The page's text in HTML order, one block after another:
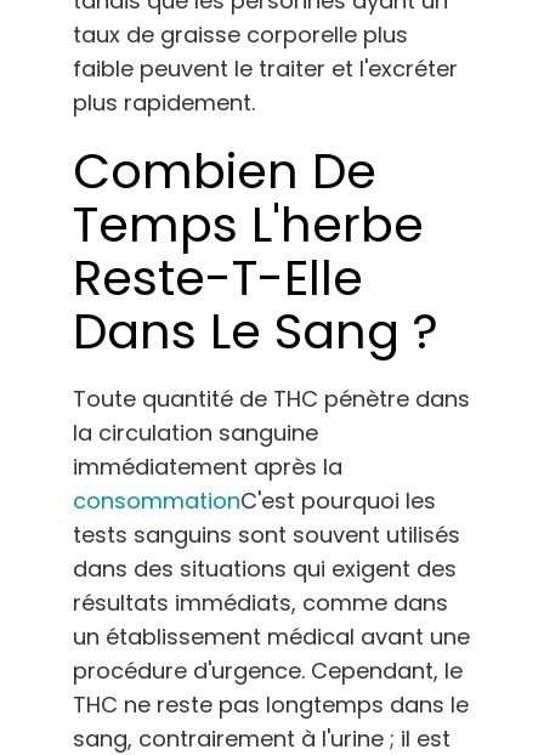
taux de graisse corporelle plus
faible peuvent le traiter et l'excréter
plus rapidement.
Combien De
Temps L'herbe
Reste-T-Elle
Dans Le Sang ?
Toute quantité de THC pénètre dans
la circulation sanguine
immédiatement après la
consommationC'est pourquoi les
tests sanguins sont souvent utilisés
dans des situations qui exigent des
résultats immédiats, comme dans
un établissement médical avant une
procédure d'urgence. Cependant, le
THC ne reste pas longtemps dans le
sang, contrairement à l'urine ; il est